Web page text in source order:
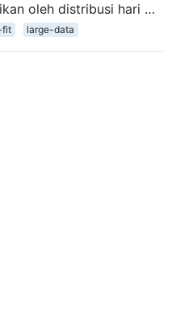
oleh distribusi hari …
fit large-data